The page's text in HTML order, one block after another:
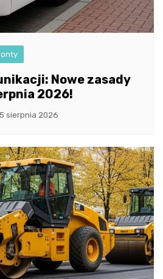
Nowe zasady
2026!
5 sierpnia 2026